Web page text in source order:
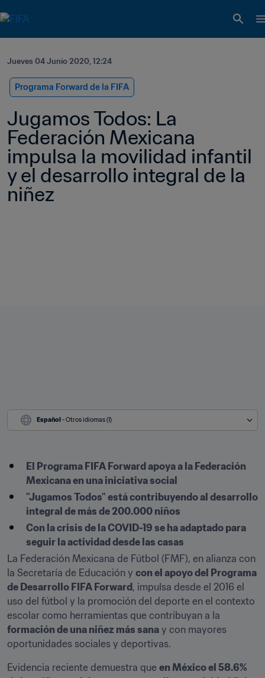
Jueves 04 Junio 2020, 12:24
Programa Forward de la FIFA
Jugamos Todos: La
Federación Mexicana
impulsa la movilidad infantil
y el desarrollo integral de la
niñez
Español - Otros idiomas (1)
El Programa FIFA Forward apoya a la Federación
Mexicana en una iniciativa social
"Jugamos Todos" está contribuyendo al desarrollo
integral de más de 200.000 niños
Con la crisis de la COVID-19 se ha adaptado para
seguir la actividad desde las casas
La Federación Mexicana de Fútbol (FMF), en alianza con
la Secretaría de Educación y con el apoyo del Programa
de Desarrollo FIFA Forward , impulsa desde el 2016 el
uso del fútbol y la promoción del deporte en el contexto
formación de una niñez más sana y con mayores
oportunidades sociales y deportivas.
Evidencia reciente demuestra que en México el 58.6%